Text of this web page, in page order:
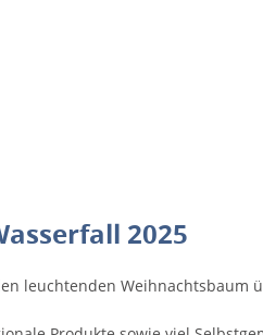
2025
leuchtenden Weihnachtsbaum